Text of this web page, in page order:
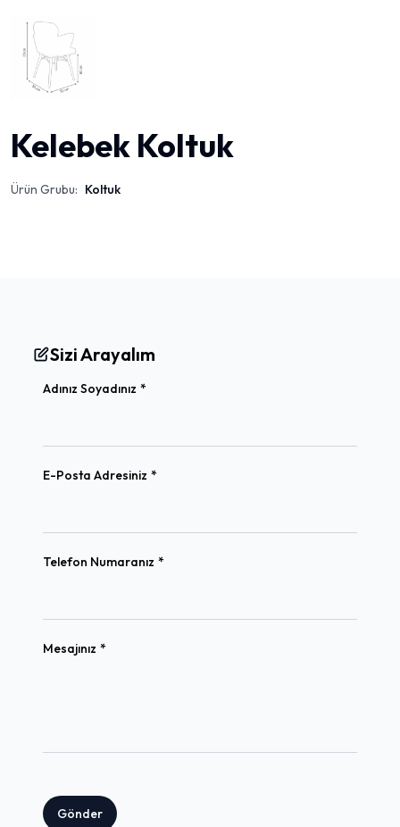
Kelebek Koltuk
Ürün Grubu: Koltuk
Sizi Arayalım
Adınız Soyadınız *
E-Posta Adresiniz *
Telefon Numaranız *
Mesajınız *
Gönder